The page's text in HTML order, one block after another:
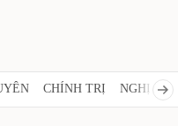
CHÍNH TRỊ NGHỊ